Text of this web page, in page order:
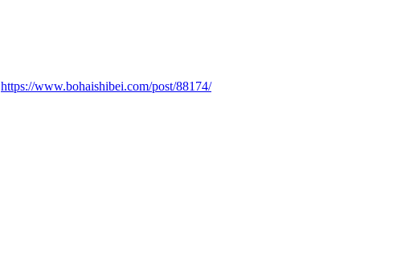
https://www.bohaishibei.com/post/88174/